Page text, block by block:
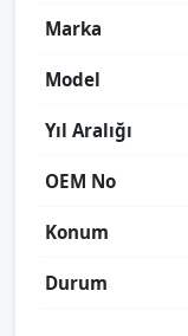
Marka
Model
Yıl Aralığı
OEM No
Konum
Durum